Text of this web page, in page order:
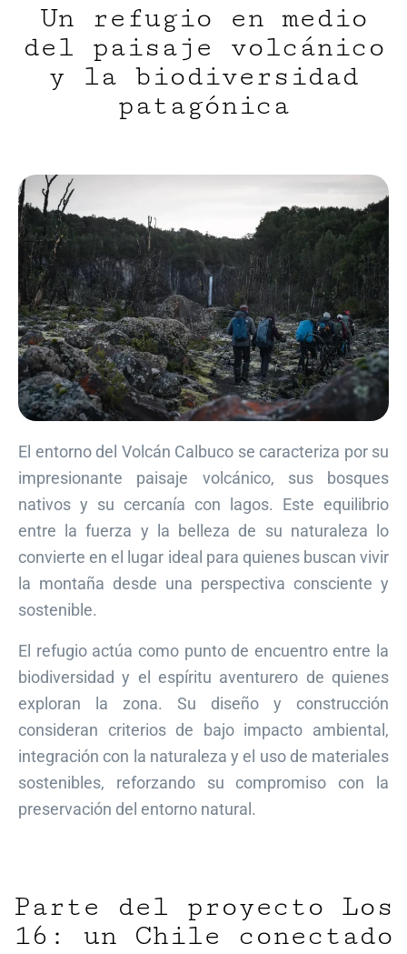
Un refugio en medio
del paisaje volcánico
y la biodiversidad
patagónica
El entorno del Volcán Calbuco se caracteriza por su
impresionante paisaje volcánico, sus bosques
nativos y su cercanía con lagos. Este equilibrio
entre la fuerza y la belleza de su naturaleza lo
convierte en el lugar ideal para quienes buscan vivir
la montaña desde una perspectiva consciente y
sostenible.
El refugio actúa como punto de encuentro entre la
biodiversidad y el espíritu aventurero de quienes
exploran la zona. Su diseño y construcción
consideran criterios de bajo impacto ambiental,
integración con la naturaleza y el uso de materiales
sostenibles, reforzando su compromiso con la
preservación del entorno natural.
Parte del proyecto Los
16: un Chile conectado